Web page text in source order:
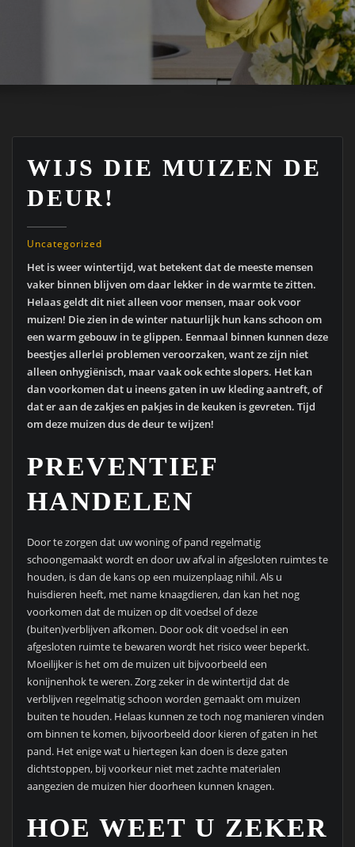
WIJS DIE MUIZEN DE
DEUR!
Uncategorized
Het is weer wintertijd, wat betekent dat de meeste mensen
vaker binnen blijven om daar lekker in de warmte te zitten.
Helaas geldt dit niet alleen voor mensen, maar ook voor
muizen! Die zien in de winter natuurlijk hun kans schoon om
een warm gebouw in te glippen. Eenmaal binnen kunnen deze
beestjes allerlei problemen veroorzaken, want ze zijn niet
alleen onhygiënisch, maar vaak ook echte slopers. Het kan
dan voorkomen dat u ineens gaten in uw kleding aantreft, of
dat er aan de zakjes en pakjes in de keuken is gevreten. Tijd
om deze muizen dus de deur te wijzen!
PREVENTIEF
HANDELEN
Door te zorgen dat uw woning of pand regelmatig
schoongemaakt wordt en door uw afval in afgesloten ruimtes te
houden, is dan de kans op een muizenplaag nihil. Als u
huisdieren heeft, met name knaagdieren, dan kan het nog
voorkomen dat de muizen op dit voedsel of deze
(buiten)verblijven afkomen. Door ook dit voedsel in een
afgesloten ruimte te bewaren wordt het risico weer beperkt.
Moeilijker is het om de muizen uit bijvoorbeeld een
konijnenhok te weren. Zorg zeker in de wintertijd dat de
verblijven regelmatig schoon worden gemaakt om muizen
buiten te houden. Helaas kunnen ze toch nog manieren vinden
om binnen te komen, bijvoorbeeld door kieren of gaten in het
pand. Het enige wat u hiertegen kan doen is deze gaten
dichtstoppen, bij voorkeur niet met zachte materialen
aangezien de muizen hier doorheen kunnen knagen.
HOE WEET U ZEKER